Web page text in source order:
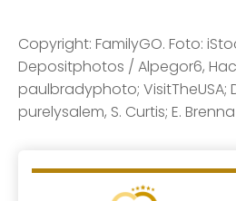
Copyright: FamilyGO. Foto:
Depositphotos / Alpegor6,
paulbradyphoto; VisitTheUSA;
purelysalem, S. Curtis; E. Brenna